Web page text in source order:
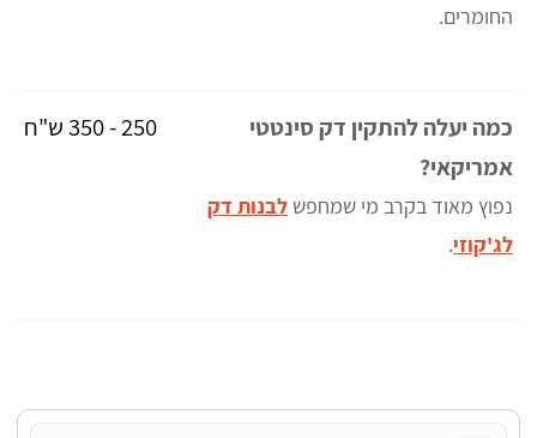
החומרים.
כמה יעלה להתקין דק סינטטי
אמריקאי?
נפוץ מאוד בקרב מי שמחפש לבנות דק
לג'קוזי.
250 - 350 ש"ח